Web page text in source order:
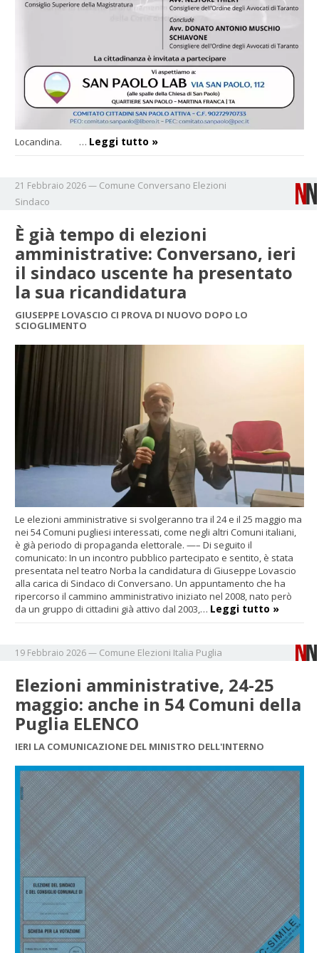
Locandina. … Leggi tutto »
21 Febbraio 2026— Comune Conversano Elezioni
Sindaco
È già tempo di elezioni
amministrative: Conversano, ieri
il sindaco uscente ha presentato
la sua ricandidatura
GIUSEPPE LOVASCIO CI PROVA DI NUOVO DOPO LO
SCIOGLIMENTO
Le elezioni amministrative si svolgeranno tra il 24 e il 25 maggio ma
nei 54 Comuni pugliesi interessati, come negli altri Comuni italiani,
è già periodo di propaganda elettorale. —– Di seguito il
comunicato: In un incontro pubblico partecipato e sentito, è stata
presentata nel teatro Norba la candidatura di Giuseppe Lovascio
alla carica di Sindaco di Conversano. Un appuntamento che ha
ripercorso il cammino amministrativo iniziato nel 2008, nato però
da un gruppo di cittadini già attivo dal 2003,… Leggi tutto »
19 Febbraio 2026— Comune Elezioni Italia Puglia
Elezioni amministrative, 24-25
maggio: anche in 54 Comuni della
Puglia ELENCO
IERI LA COMUNICAZIONE DEL MINISTRO DELL'INTERNO